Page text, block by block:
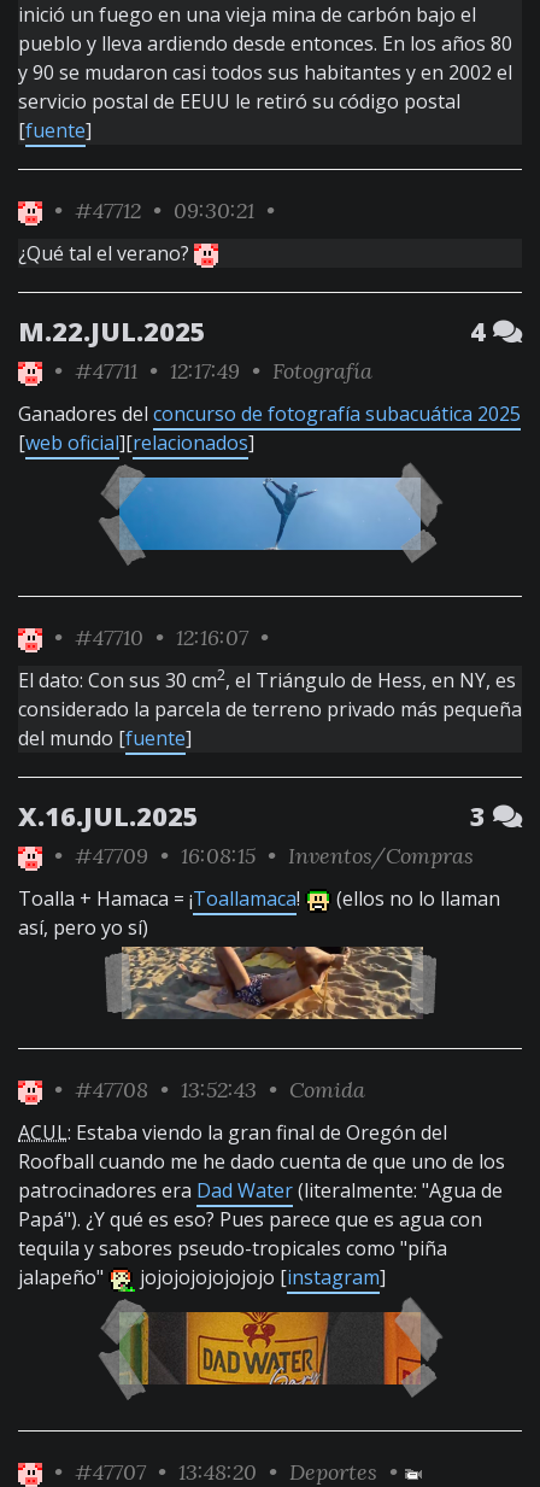
inició un fuego en una vieja mina de carbón bajo el
pueblo y lleva ardiendo desde entonces. En los años 80
y 90 se mudaron casi todos sus habitantes y en 2002 el
servicio postal de EEUU le retiró su código postal
[fuente]
• #47712 • 09:30:21 •
¿Qué tal el verano?
M.22.JUL.2025 4
• #47711 • 12:17:49 • Fotografía
Ganadores del concurso de fotografía subacuática 2025
[web oficial][relacionados]
• #47710 • 12:16:07 •
El dato: Con sus 30 cm2, el Triángulo de Hess, en NY, es
considerado la parcela de terreno privado más pequeña
del mundo [fuente]
X.16.JUL.2025 3
• #47709 • 16:08:15 • Inventos/Compras
Toalla + Hamaca = ¡Toallamaca!
(ellos no lo llaman
así, pero yo sí)
• #47708 • 13:52:43 • Comida
ACUL: Estaba viendo la gran final de Oregón del
Roofball cuando me he dado cuenta de que uno de los
patrocinadores era Dad Water(literalmente: "Agua de
Papá"). ¿Y qué es eso? Pues parece que es agua con
tequila y sabores pseudo-tropicales como "piña
jalapeño"
jojojojojojojojo [instagram]
• #47707 • 13:48:20 • Deportes •